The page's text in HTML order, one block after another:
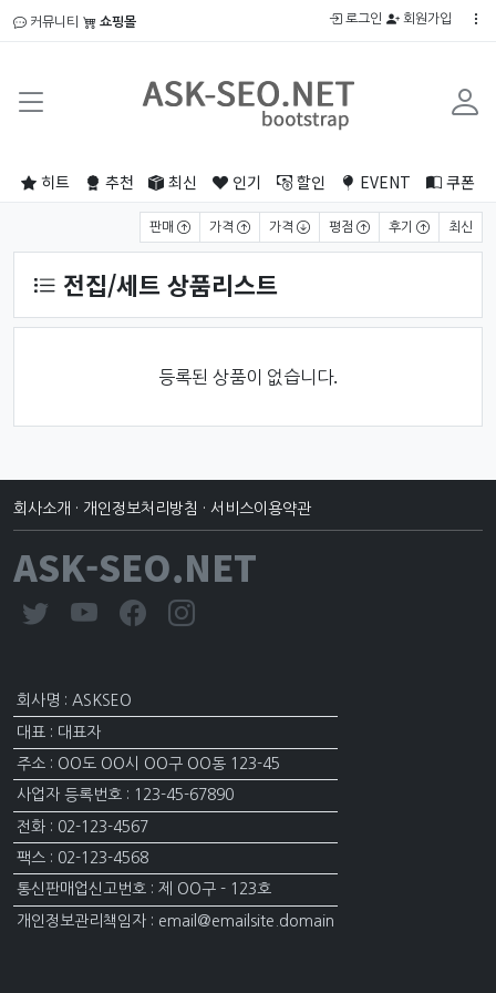
커뮤니티 쇼핑몰 로그인 회원가입
히트 추천 최신 인기 할인 EVENT 쿠폰
판매 가격 가격 평점 후기 최신
전집/세트 상품리스트
등록된 상품이 없습니다.
회사소개 · 개인정보처리방침 · 서비스이용약관
ASK-SEO.NET
회사명 : ASKSEO
대표 : 대표자
주소 : OO도 OO시 OO구 OO동 123-45
사업자 등록번호 : 123-45-67890
전화 : 02-123-4567
팩스 : 02-123-4568
통신판매업신고번호 : 제 OO구 - 123호
개인정보관리책임자 : email@emailsite.domain